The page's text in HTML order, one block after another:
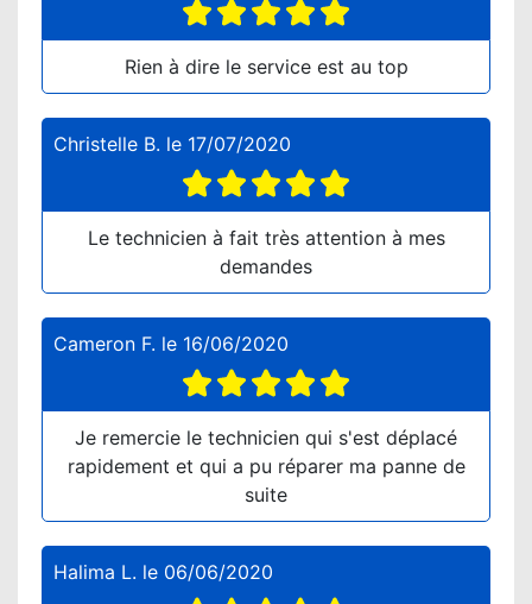
Rien à dire le service est au top
Christelle B. le 17/07/2020
Le technicien à fait très attention à mes
demandes
Cameron F. le 16/06/2020
Je remercie le technicien qui s'est déplacé
rapidement et qui a pu réparer ma panne de
suite
Halima L. le 06/06/2020